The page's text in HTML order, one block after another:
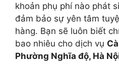
khoản phụ phí nào phát
đảm bảo sự yên tâm
hàng. Bạn sẽ luôn biết
bao nhiêu cho dịch vụ
Phường Nghĩa độ, Hà